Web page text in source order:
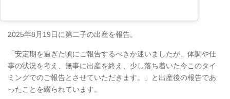
2025年8月19日に第二子の出産を報告。
「安定期を過ぎた頃にご報告するべきか迷いましたが、体調や仕
事の状況を考え、無事に出産を終え、少し落ち着いた今このタイ
ミングでのご報告とさせていただきます。」と出産後の報告であ
ったことを綴られています。